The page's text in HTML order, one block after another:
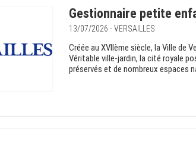
Gestionnaire petite
13/07/2026 - VERSAILLES
Créée au XVIIème siècle, la Ville de
Véritable ville-jardin, la cité royale
préservés et de nombreux espaces